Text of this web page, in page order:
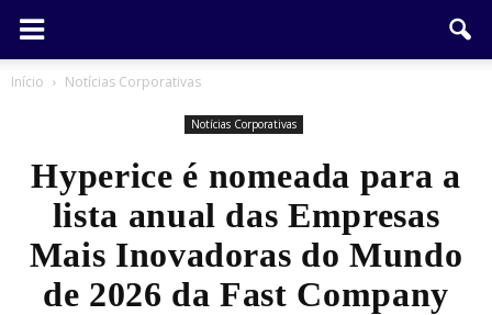
Início Notícias Corporativas
Notícias Corporativas
Hyperice é nomeada para a
lista anual das Empresas
Mais Inovadoras do Mundo
de 2026 da Fast Company